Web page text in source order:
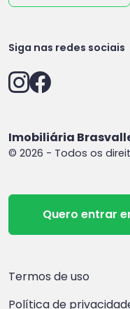
Siga nas redes sociais
Imobiliária
© 2026 - Todos os
Quero entrar
Termos de uso
Política de